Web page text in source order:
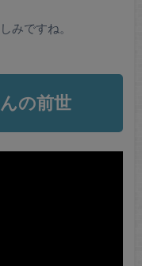
みですね。
の前世